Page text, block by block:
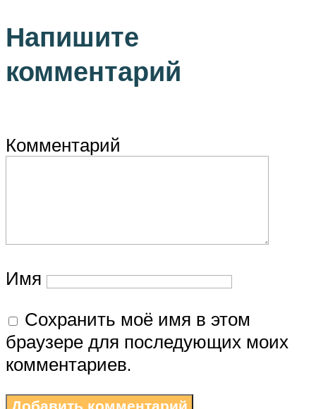
Напишите
комментарий
Комментарий
Имя
Сохранить моё имя в этом
браузере для последующих моих
комментариев.